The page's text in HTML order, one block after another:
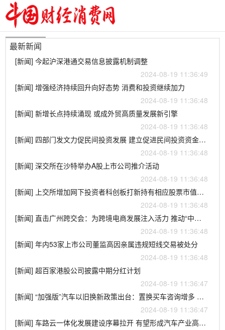
最新新闻
[新闻] 今起沪深港通交易信息披露机制调整
2024-08-19 11:36:49
[新闻] 增强经济持续回升向好态势 消费和投资继续加力
2024-08-19 11:36:48
[新闻] 新增长点持续涌现 或成外贸高质量发展新引擎
2024-08-19 11:36:48
[新闻] 四部门发文力促民间投资发展 建立促进民间投资资金和要素保障工作机制
2024-08-19 11:36:48
[新闻] 深交所在沙特举办A股上市公司推介活动
2024-08-19 11:36:48
[新闻] 上交所增加网下投资者科创板打新持有相应股票市值要求
2024-08-19 11:36:48
[新闻] 直击广州跨交会：为跨境电商发展注入活力 推动“中国智造”走向世界
2024-08-19 11:36:48
[新闻] 年内53家上市公司董监高因亲属违规短线交易被处分
2024-08-19 11:36:48
[新闻] 超百家港股公司披露中期分红计划
2024-08-19 11:36:47
[新闻] “加强版”汽车以旧换新政策出台：置换买车咨询增多 消费需求得以激活
2024-08-19 11:36:47
[新闻] 车路云一体化发展建设序幕拉开 有望形成汽车产业高质量发展新动能